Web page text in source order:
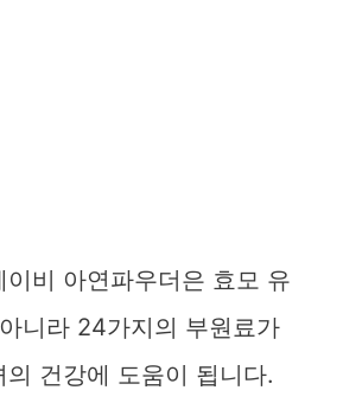
이비 아연파우더은 효모 유
니라 24가지의 부원료가
의 건강에 도움이 됩니다.